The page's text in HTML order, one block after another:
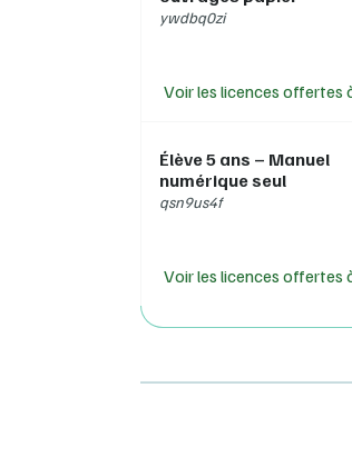
ywdbq0zi
Voir les licences offertes
Élève 5 ans – Manuel
numérique seul
qsn9us4f
Voir les licences offertes